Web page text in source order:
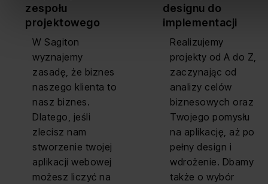
zespołu
projektowego
W Sagiton
wyznajemy
zasadę, że biznes
naszego klienta to
nasz biznes.
Dlatego, jeśli
zlecisz nam
stworzenie twojej
aplikacji webowej
możesz liczyć na
designu do
implementacji
Realizujemy
projekty od A do Z,
zaczynając od
analizy celów
biznesowych oraz
Twojego pomysłu
na aplikację, aż po
pełny design i
wdrożenie. Dbamy
także o wybór